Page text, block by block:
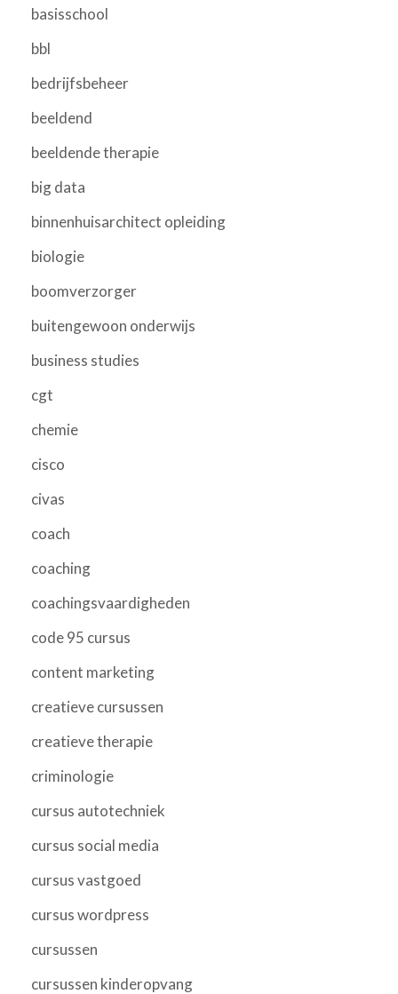
basisschool
bbl
bedrijfsbeheer
beeldend
beeldende therapie
big data
binnenhuisarchitect opleiding
biologie
boomverzorger
buitengewoon onderwijs
business studies
cgt
chemie
cisco
civas
coach
coaching
coachingsvaardigheden
code 95 cursus
content marketing
creatieve cursussen
creatieve therapie
criminologie
cursus autotechniek
cursus social media
cursus vastgoed
cursus wordpress
cursussen
cursussen kinderopvang